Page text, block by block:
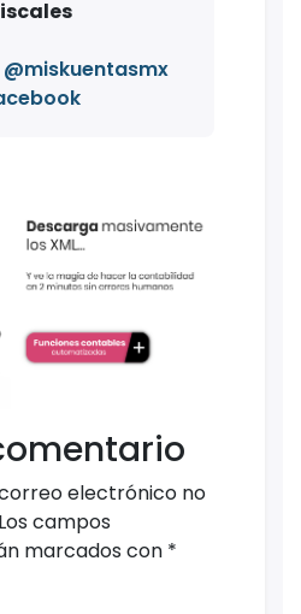
electrónico no
Los campos
marcados con *